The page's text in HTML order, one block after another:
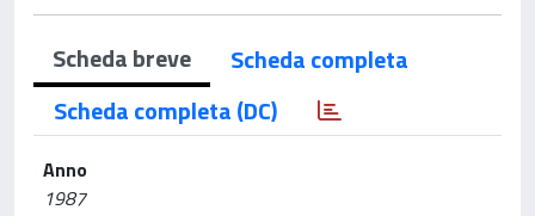
Scheda breve
Scheda completa
Scheda completa (DC)
Anno
1987